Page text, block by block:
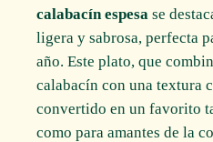
calabacín espesa se
ligera y sabrosa, perfecta
año. Este plato, que
calabacín con una textura
convertido en un favorito
como para amantes de la